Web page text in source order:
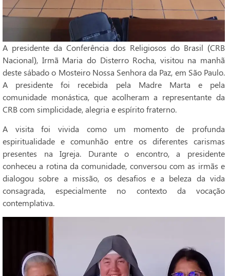
A presidente da Conferência dos Religiosos do Brasil (CRB
Nacional), Irmã Maria do Disterro Rocha, visitou na manhã
deste sábado o Mosteiro Nossa Senhora da Paz, em São Paulo.
A presidente foi recebida pela Madre Marta e pela
comunidade monástica, que acolheram a representante da
CRB com simplicidade, alegria e espírito fraterno.
A visita foi vivida como um momento de profunda
espiritualidade e comunhão entre os diferentes carismas
presentes na Igreja. Durante o encontro, a presidente
conheceu a rotina da comunidade, conversou com as irmãs e
dialogou sobre a missão, os desafios e a beleza da vida
consagrada, especialmente no contexto da vocação
contemplativa.